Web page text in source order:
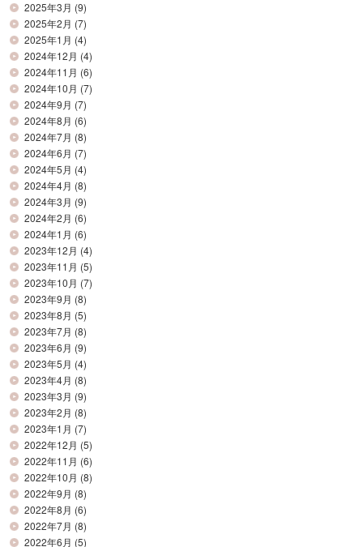
2025年3月 (9)
2025年2月 (7)
2025年1月 (4)
2024年12月 (4)
2024年11月 (6)
2024年10月 (7)
2024年9月 (7)
2024年8月 (6)
2024年7月 (8)
2024年6月 (7)
2024年5月 (4)
2024年4月 (8)
2024年3月 (9)
2024年2月 (6)
2024年1月 (6)
2023年12月 (4)
2023年11月 (5)
2023年10月 (7)
2023年9月 (8)
2023年8月 (5)
2023年7月 (8)
2023年6月 (9)
2023年5月 (4)
2023年4月 (8)
2023年3月 (9)
2023年2月 (8)
2023年1月 (7)
2022年12月 (5)
2022年11月 (6)
2022年10月 (8)
2022年9月 (8)
2022年8月 (6)
2022年7月 (8)
2022年6月 (5)